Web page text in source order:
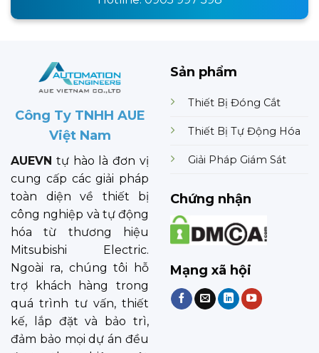
Công Ty TNHH AUE
Việt Nam
AUEVN tự hào là đơn vị
cung cấp các giải pháp
toàn diện về thiết bị
công nghiệp và tự động
hóa từ thương hiệu
Mitsubishi Electric.
Ngoài ra, chúng tôi hỗ
trợ khách hàng trong
quá trình tư vấn, thiết
kế, lắp đặt và bảo trì,
đảm bảo mọi dự án đều
Sản phẩm
Thiết Bị Đóng Cắt
Thiết Bị Tự Động Hóa
Giải Pháp Giám Sát
Chứng nhận
Mạng xã hội